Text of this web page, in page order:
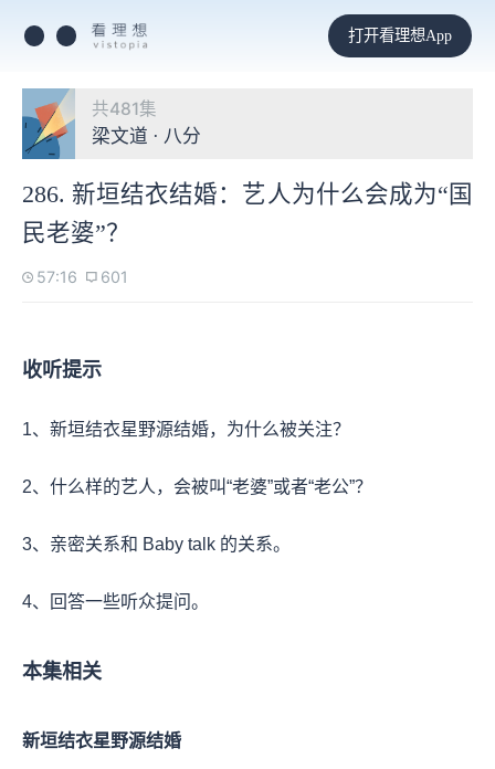
打开看理想App
共481集
梁文道 · 八分
286. 新垣结衣结婚：艺人为什么会成为“国
民老婆”？
57:16 601
收听提示
1、新垣结衣星野源结婚，为什么被关注？
2、什么样的艺人，会被叫“老婆”或者“老公”？
3、亲密关系和 Baby talk 的关系。
4、回答一些听众提问。
本集相关
新垣结衣星野源结婚